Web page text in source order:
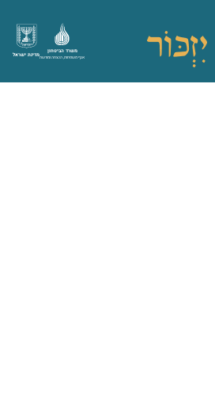
מדינת ישראל
משרד הביטחון
אגף משפחות, הנצחה ומורשת